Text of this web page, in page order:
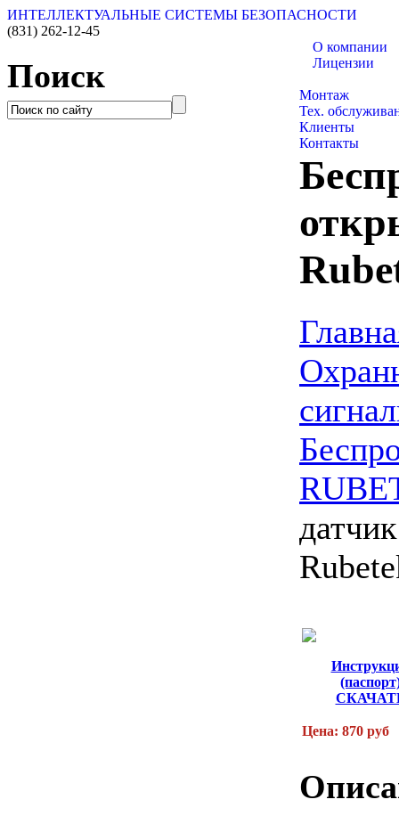
ИНТЕЛЛЕКТУАЛЬНЫЕ СИСТЕМЫ БЕЗОПАСНОСТИ
(831) 262-12-45
Поиск
О компании
Лицензии
Монтаж
Тех.
Клиенты
Контакты
Цена: 870 руб